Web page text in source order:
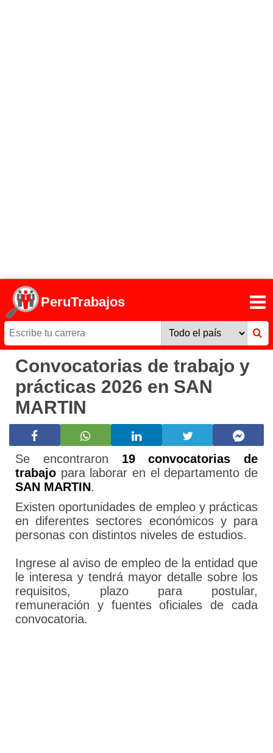
PeruTrabajos
Convocatorias de trabajo y
prácticas 2026 en SAN
MARTIN
Se encontraron 19 convocatorias de
trabajo para laborar en el departamento de
SAN MARTIN.
Existen oportunidades de empleo y prácticas
en diferentes sectores económicos y para
personas con distintos niveles de estudios.
Ingrese al aviso de empleo de la entidad que
le interesa y tendrá mayor detalle sobre los
requisitos, plazo para postular,
remuneración y fuentes oficiales de cada
convocatoria.